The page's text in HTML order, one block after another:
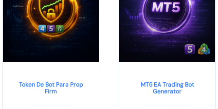
Token De Bot Para Prop
Firm
MT5 EA Trading Bot
Generator